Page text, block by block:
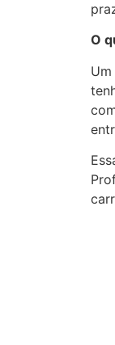
O